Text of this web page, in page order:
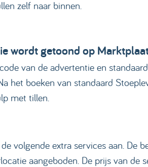
zelf naar binnen.
wordt getoond op
van de advertentie en
het boeken van standaard
met tillen.
volgende extra services aan. De
aangeboden. De prijs van de